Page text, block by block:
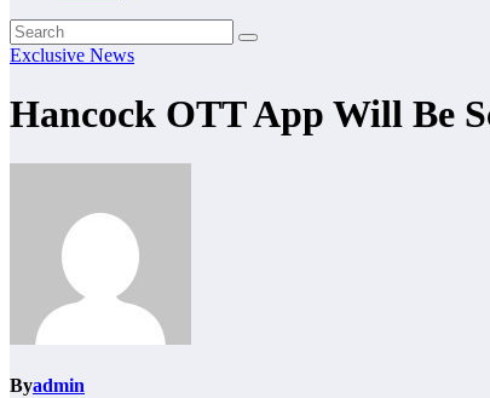
Exclusive News
Hancock OTT App Will Be
Byadmin